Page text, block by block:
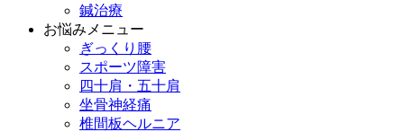
鍼治療
お悩みメニュー
ぎっくり腰
スポーツ障害
四十肩・五十肩
坐骨神経痛
椎間板ヘルニア